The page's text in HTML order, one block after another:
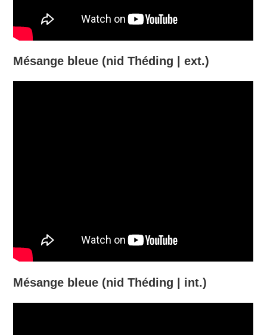
Mésange bleue (nid Théding | ext.)
Mésange bleue (nid Théding | int.)